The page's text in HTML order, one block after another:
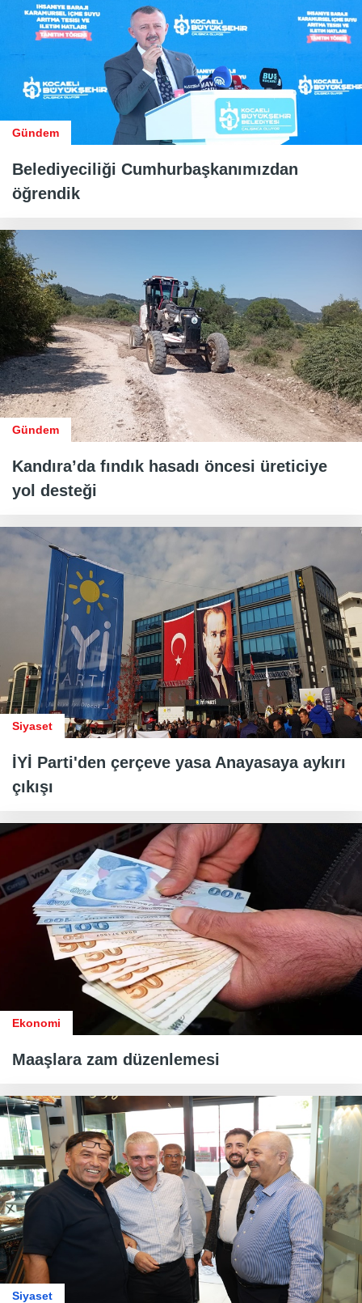
Gündem
Belediyeciliği Cumhurbaşkanımızdan
öğrendik
Gündem
Kandıra’da fındık hasadı öncesi üreticiye
yol desteği
Siyaset
İYİ Parti'den çerçeve yasa Anayasaya aykırı
çıkışı
Ekonomi
Maaşlara zam düzenlemesi
Siyaset